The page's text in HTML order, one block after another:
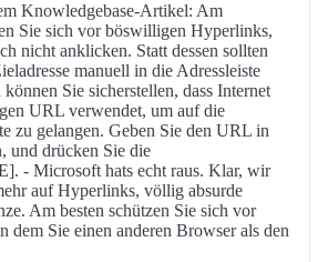
Knowledgebase-Artikel: Am
Sie sich vor böswilligen Hyperlinks,
nicht anklicken. Statt dessen sollten
manuell in die Adressleiste
Sie sicherstellen, dass Internet
URL verwendet, um auf die
zu gelangen. Geben Sie den URL in
und drücken Sie die
- Microsoft hats echt raus. Klar, wir
auf Hyperlinks, völlig absurde
Am besten schützen Sie sich vor
dem Sie einen anderen Browser als den